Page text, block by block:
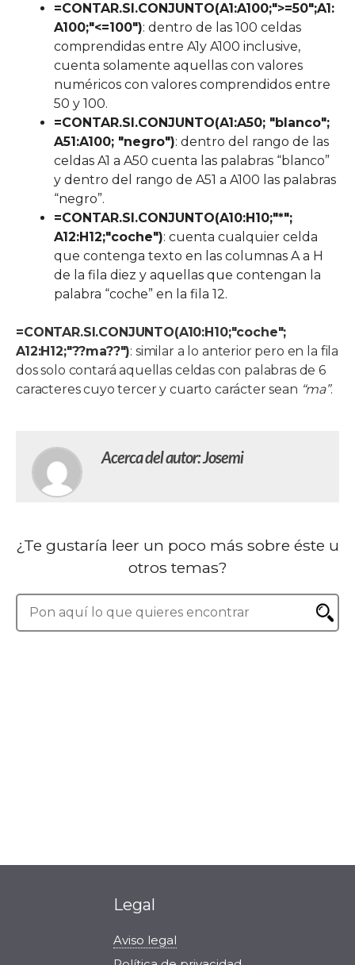
=CONTAR.SI.CONJUNTO(A1:A100;">=50";A1:
A100;"<=100"): dentro de las 100 celdas
comprendidas entre A1y A100 inclusive,
cuenta solamente aquellas con valores
numéricos con valores comprendidos entre
50 y 100.
=CONTAR.SI.CONJUNTO(A1:A50; "blanco";
A51:A100; "negro"): dentro del rango de las
celdas A1 a A50 cuenta las palabras “blanco”
y dentro del rango de A51 a A100 las palabras
“negro”.
=CONTAR.SI.CONJUNTO(A10:H10;"*";
A12:H12;"coche"): cuenta cualquier celda
que contenga texto en las columnas A a H
de la fila diez y aquellas que contengan la
palabra “coche” en la fila 12.
=CONTAR.SI.CONJUNTO(A10:H10;"coche";
A12:H12;"??ma??"): similar a lo anterior pero en la fila
dos solo contará aquellas celdas con palabras de 6
caracteres cuyo tercer y cuarto carácter sean “ma”.
Acerca del autor: Josemi
¿Te gustaría leer un poco más sobre éste u
otros temas?
Legal
Aviso legal